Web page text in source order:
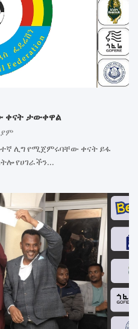
ቀናት ታውቀዋል
ሊግ የሚጀምሩባቸው ቀናት ይፋ
የሀገራችን…